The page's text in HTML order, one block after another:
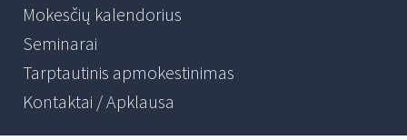
Mokesčių kalendorius
Seminarai
Tarptautinis apmokestinimas
Kontaktai / Apklausa